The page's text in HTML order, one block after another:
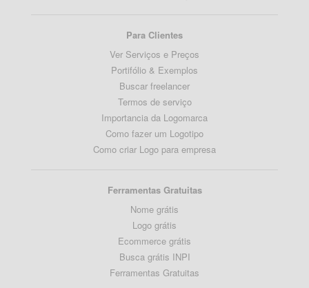
Para Clientes
Ver Serviços e Preços
Portifólio & Exemplos
Buscar freelancer
Termos de serviço
Importancia da Logomarca
Como fazer um Logotipo
Como criar Logo para empresa
Ferramentas Gratuitas
Nome grátis
Logo grátis
Ecommerce grátis
Busca grátis INPI
Ferramentas Gratuitas